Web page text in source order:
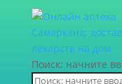
Поиск: начните